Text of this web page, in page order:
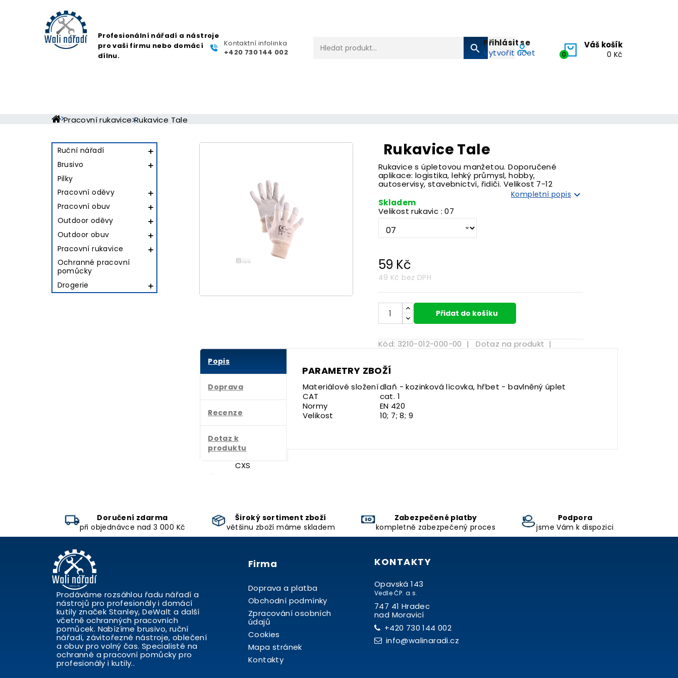
Profesionální nářadí a nástroje
pro vaši firmu nebo domácí
dílnu.
Kontaktní infolinka
+420 730 144 002
search Přihlásit se
Vytvořit účet
0
Váš košík
0 Kč
Pracovní rukavice Rukavice Tale
Ruční nářadí 
Brusivo 
Pilky
Pracovní oděvy

Pracovní obuv 
Outdoor oděvy 
Outdoor obuv 
Pracovní rukavice 
Ochranné pracovní
pomůcky
Drogerie

Rukavice Tale
Rukavice s úpletovou manžetou. Doporučené
aplikace: logistika, lehký průmysl, hobby,
autoservisy, stavebnictví, řidiči. Velikost 7-12
Kompletní popis
Skladem
Velikost rukavic : 07
59 Kč
49 Kč bez DPH
Přidat do košíku
Kód: 3210-012-000-00 |Dotaz na produkt |
Popis
Doprava
Recenze
Dotaz k
produktu
PARAMETRY ZBOŽÍ
Materiálové složenídlaň - kozinková lícovka, hřbet - bavlněný úplet
CAT
cat. 1
Normy
EN 420
Velikost
10; 7; 8; 9
CXS
Doručení zdarma
při objednávce nad 3 000 Kč
Široký sortiment zboží
většinu zboží máme skladem
Zabezpečené platby
kompletně zabezpečený proces
Podpora
jsme Vám k dispozici
Prodáváme rozsáhlou řadu nářadí a
nástrojů pro profesionály i domácí
kutily značek Stanley, DeWalt a další
včetně ochranných pracovních
pomůcek. Nabízíme brusivo, ruční
nářadí, závitořezné nástroje, oblečení
a obuv pro volný čas. Specialisté na
ochranné a pracovní pomůcky pro
profesionály i kutily..
Firma
Doprava a platba
Obchodní podmínky
Zpracování osobních
údajů
Cookies
Mapa stránek
Kontakty
KONTAKTY
Opavská 143
Vedle ČP. a.s.
747 41 Hradec
nad Moravicí
+420 730 144 002
info@walinaradi.cz